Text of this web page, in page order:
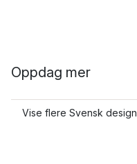
Oppdag mer
Vise flere Svensk design